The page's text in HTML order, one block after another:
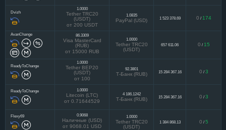
Dvizh
1.0000
Tether TRC20
(USDT)
от 200 USDT
1.0835
PayPal (USD) 1 523 378.69 0 / 174
AvanChange 86.3309
Visa MasterCard
(RUB)
от 15000 RUB
1.0000
Tether TRC20
(USDT)
657 611.06 0 / 15
ReadyToChange
1.0000
Tether BEP20
(USDT)
от 100
92.3801
Т-Банк (RUB) 15 284 367.16 0 / 3
ReadyToChange 1.0000
Litecoin (LTC)
от 0.71644529
4 186.1242
Т-Банк (RUB) 15 284 367.16 0 / 3
Flexy69 0.9068
Наличные (USD)
от 9068.01 USD
1.0000
Tether TRC20
(USDT)
1 384 868.13 0 / 5